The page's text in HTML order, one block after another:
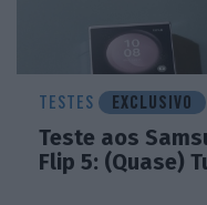
TESTES EXCLUSIVO
Teste aos
Flip 5: (Quase)